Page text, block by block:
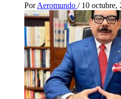
Por Aeromundo / 10 octubre,